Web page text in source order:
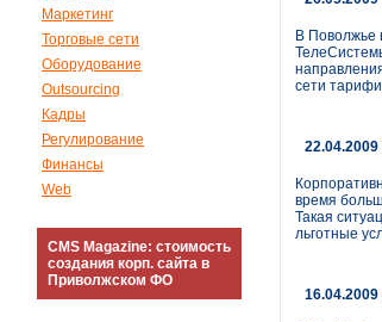
Маркетинг
Торговые сети
Оборудование
Outsourcing
Кадры
Регулирование
Финансы
Web
CMS Magazine: стоимость
создания корп. сайта в
Приволжском ФО
В Поволжье
сети
22.04.2009
время
Такая
льготные
16.04.2009